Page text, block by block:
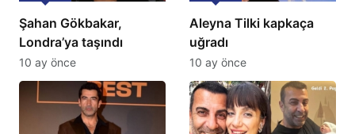
Şahan Gökbakar,
Londra’ya taşındı
10 ay önce
Aleyna Tilki kapkaça
uğradı
10 ay önce